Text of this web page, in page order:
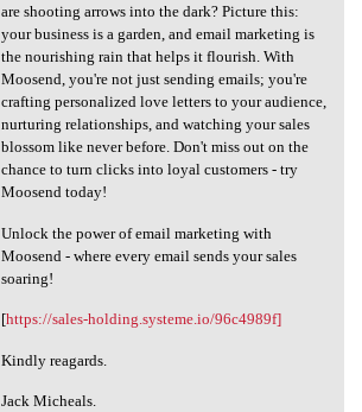
are shooting arrows into the dark? Picture this:
your business is a garden, and email marketing is
the nourishing rain that helps it flourish. With
Moosend, you're not just sending emails; you're
crafting personalized love letters to your audience,
nurturing relationships, and watching your sales
blossom like never before. Don't miss out on the
chance to turn clicks into loyal customers - try
Moosend today!
Unlock the power of email marketing with
Moosend - where every email sends your sales
soaring!
[https://sales-holding.systeme.io/96c4989f]
Kindly reagards.
Jack Micheals.